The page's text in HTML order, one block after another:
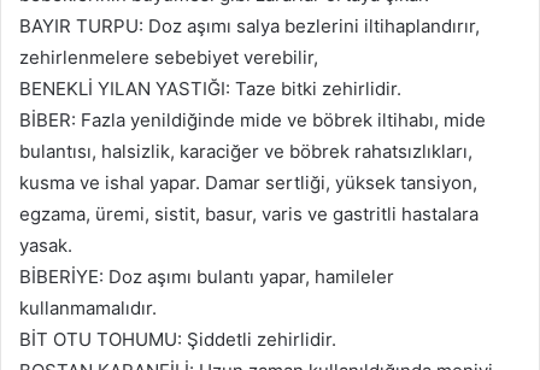
BAYIR TURPU: Doz aşımı salya bezlerini iltihaplandırır,
zehirlenmelere sebebiyet verebilir,
BENEKLİ YILAN YASTIĞI: Taze bitki zehirlidir.
BİBER: Fazla yenildiğinde mide ve böbrek iltihabı, mide
bulantısı, halsizlik, karaciğer ve böbrek rahatsızlıkları,
kusma ve ishal yapar. Damar sertliği, yüksek tansiyon,
egzama, üremi, sistit, basur, varis ve gastritli hastalara
yasak.
BİBERİYE: Doz aşımı bulantı ya­par, hamileler
kullanmamalıdır.
BİT OTU TOHUMU: Şiddetli zehirlidir.